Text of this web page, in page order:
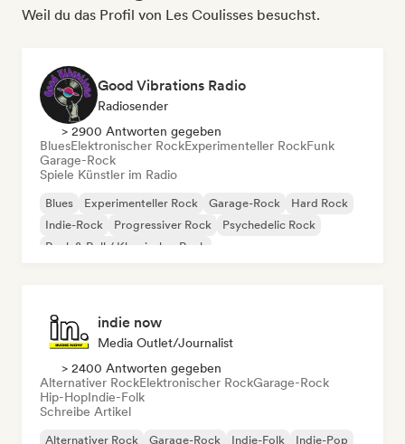
Weil du das Profil von Les Coulisses besuchst.
Good Vibrations Radio
Radiosender
> 2900 Antworten gegeben
BluesElektronischer RockExperimenteller RockFunk
Garage-Rock
Spiele Künstler im Radio
Blues Experimenteller Rock Garage-Rock
Hard Rock
Indie-Rock
Progressiver Rock
Psychedelic Rock
Rock & Roll / Klassischer Rock
indie now
Media Outlet/Journalist
> 2400 Antworten gegeben
Alternativer RockElektronischer RockGarage-Rock
Hip-HopIndie-Folk
Schreibe Artikel
Alternativer Rock Garage-Rock Indie-Folk
Indie-Pop